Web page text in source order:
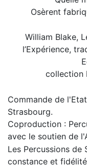
Osèrent
William Blake,
l’Expérience,
collection
Commande de
Strasbourg.
Coproduction :
avec le soutien de
Les Percussions de
constance et